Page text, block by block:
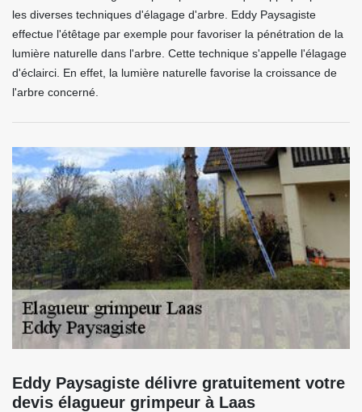
les diverses techniques d'élagage d'arbre. Eddy Paysagiste
effectue l'étêtage par exemple pour favoriser la pénétration de la
lumière naturelle dans l'arbre. Cette technique s'appelle l'élagage
d'éclairci. En effet, la lumière naturelle favorise la croissance de
l'arbre concerné.
Eddy Paysagiste délivre gratuitement votre
devis élagueur grimpeur à Laas